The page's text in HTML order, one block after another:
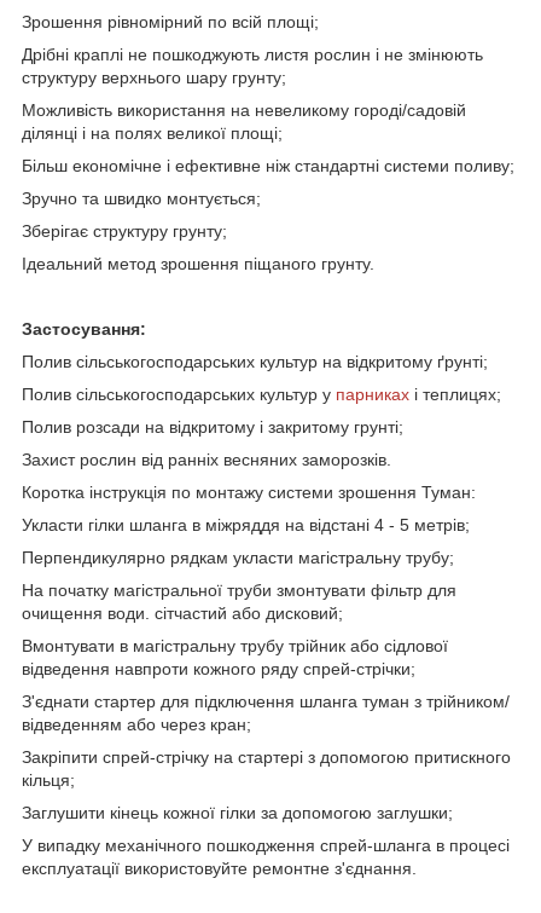
Зрошення рівномірний по всій площі;
Дрібні краплі не пошкоджують листя рослин і не змінюють
структуру верхнього шару грунту;
Можливість використання на невеликому городі/садовій
ділянці і на полях великої площі;
Більш економічне і ефективне ніж стандартні системи поливу;
Зручно та швидко монтується;
Зберігає структуру грунту;
Ідеальний метод зрошення піщаного грунту.
Застосування:
Полив сільськогосподарських культур на відкритому ґрунті;
Полив сільськогосподарських культур у парниках і теплицях;
Полив розсади на відкритому і закритому грунті;
Захист рослин від ранніх весняних заморозків.
Коротка інструкція по монтажу системи зрошення Туман:
Укласти гілки шланга в міжряддя на відстані 4 - 5 метрів;
Перпендикулярно рядкам укласти магістральну трубу;
На початку магістральної труби змонтувати фільтр для
очищення води. сітчастий або дисковий;
Вмонтувати в магістральну трубу трійник або сідлової
відведення навпроти кожного ряду спрей-стрічки;
З'єднати стартер для підключення шланга туман з трійником/
відведенням або через кран;
Закріпити спрей-стрічку на стартері з допомогою притискного
кільця;
Заглушити кінець кожної гілки за допомогою заглушки;
У випадку механічного пошкодження спрей-шланга в процесі
експлуатації використовуйте ремонтне з'єднання.